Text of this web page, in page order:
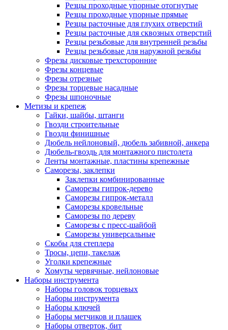
Резцы проходные упорные отогнутые
Резцы проходные упорные прямые
Резцы расточные для глухих отверстий
Резцы расточные для сквозных отверстий
Резцы резьбовые для внутренней резьбы
Резцы резьбовые для наружной резьбы
Фрезы дисковые трехсторонние
Фрезы концевые
Фрезы отрезные
Фрезы торцевые насадные
Фрезы шпоночные
Метизы и крепеж
Гайки, шайбы, штанги
Гвозди строительные
Гвозди финишные
Дюбель нейлоновый, дюбель забивной, анкера
Дюбель-гвоздь для монтажного пистолета
Ленты монтажные, пластины крепежные
Саморезы, заклепки
Заклепки комбинированные
Саморезы гипрок-дерево
Саморезы гипрок-металл
Саморезы кровельные
Саморезы по дереву
Саморезы с пресс-шайбой
Саморезы универсальные
Скобы для степлера
Тросы, цепи, такелаж
Уголки крепежные
Хомуты червячные, нейлоновые
Наборы инструмента
Наборы головок торцевых
Наборы инструмента
Наборы ключей
Наборы метчиков и плашек
Наборы отверток, бит